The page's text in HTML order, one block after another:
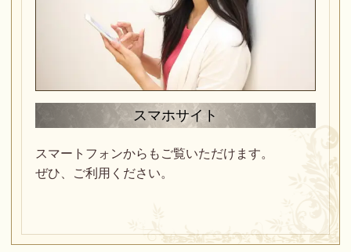
スマホサイト
スマートフォンからもご覧いただけます。
ぜひ、ご利用ください。